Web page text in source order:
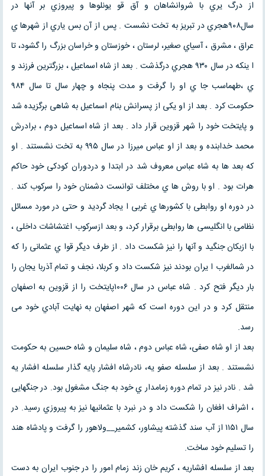
از درگ یري با شروانشاهان و آق قو یونلوها و پیروزي بر آنها در
سال۹۰۸هجري در تبریز به تخت نشست . پس از آن بس یاري از شهرها ي
عراق ، مشرق ، آسیاي صغیر، لرستان ، خوزستان و خراسان بزرگ را گشود، تا
ا ینکه در سال ۹۳۰ هجري درگذشت . بعد از شاه اسماعیل ، بزرگترین فرزند و
ي ،طهماسب جا ي او را گرفت و مدت پنجاه و چهار سال تا سال ۹۸۴
حکومت کرد . بعد از او یکی از پسرانش بنام اسماعیل به شاهی برگزیده شد
و پایتخت خود را شهر قزوین قرار داد . بعد از شاه اسماعیل دوم ، برادرش
محمد خدابنده و بعد از او عباس میرزا در سال ۹۹۵ به تخت نشستند . او
که بعد ها به شاه عباس معروف شد در ابتدا و دردوران کودکی خود حاکم
هرات بود . او با روش ها ي مختلف توانست دشمنان خود را سرکوب کند .
در دوره او روابطی با کشورها ي غربی ا یجاد گردید و حتی در مورد مسائل
نظامی با انگلیسی ها روابطی برقرار کرد، و بعد ازسرکوب اغتشاشات داخلی ،
با ازبکان جنگید و آنها را نیز شکست داد . از طرف دیگر قوا ي عثمانی را که
در شمالغرب ا یران بودند نیز شکست داد و کربلا، نجف و تمام آذربا یجان را
بار دیگر فتح کرد . شاه عباس در سال ۱۰۰۶پایتخت را از قزوین به اصفهان
منتقل کرد و در این دوره است که شهر اصفهان به نهایت آبادي خود می
رسد.
بعد از او شاه صفی، شاه عباس دوم ، شاه سلیمان و شاه حسین به حکومت
نشستند . بعد از سلسله صفو یه، نادرشاه افشار پایه گذار سلسله افشار یه
شد . نادر نیز در تمام دوره زمامدار ي خود به جنگ مشغول بود. در جنگهایی
، اشراف افغان را شکست داد و در نبرد با عثمانیها نیز به پیروزي رسید. در
سال ۱۱۵۱ از آب سند گذشته پیشاور، کشمیر__ولاهور را گرفت و پادشاه هند
را تسلیم خود ساخت.
بعد از سلسله افشاریه ، کریم خان زند زمام امور را در جنوب ایران به دست